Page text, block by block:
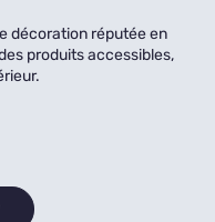
décoration réputée en
produits accessibles,